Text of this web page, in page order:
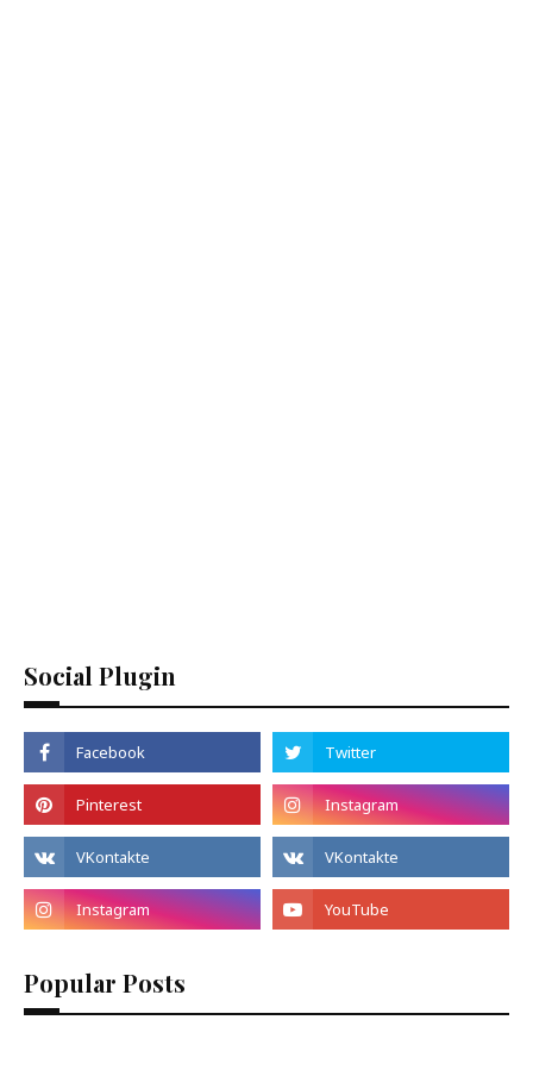
Social Plugin
Popular Posts